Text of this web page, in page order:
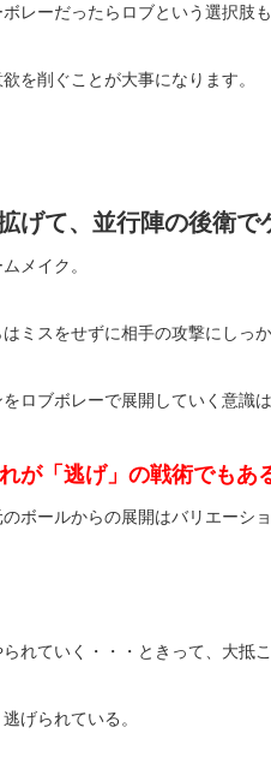
レーだったらロブという選択肢も
を削ぐことが大事になります。
げて、並行陣の後衛で
メイク。
ミスをせずに相手の攻撃にしっ
ロブボレーで展開していく意識は
が「逃げ」の戦術でもあ
ボールからの展開はバリエーシ
れていく・・・ときって、大抵こ
げられている。